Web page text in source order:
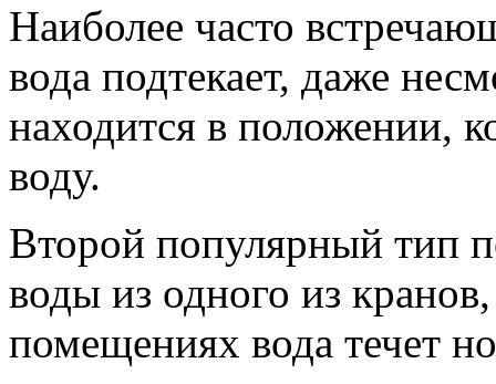
Наиболее часто
вода подтекает, даже
находится в положении,
воду.
Второй популярный тип
воды из одного из
помещениях вода течет